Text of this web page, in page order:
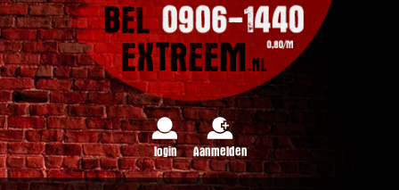
login Aanmelden